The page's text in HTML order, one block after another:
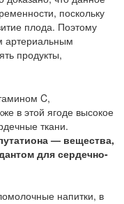
поскольку
плода. Поэтому
продукты,
C,
в этой ягоде высокое
ткани.
— вещества,
для сердечно-
напитки, в